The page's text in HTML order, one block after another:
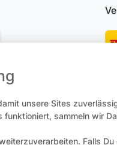
unsere Sites
sammeln wir
Falls Du